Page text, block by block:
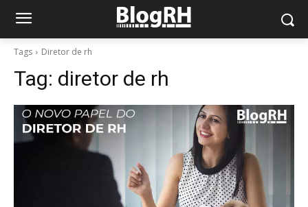
Tags Diretor de rh
Tag: diretor de rh